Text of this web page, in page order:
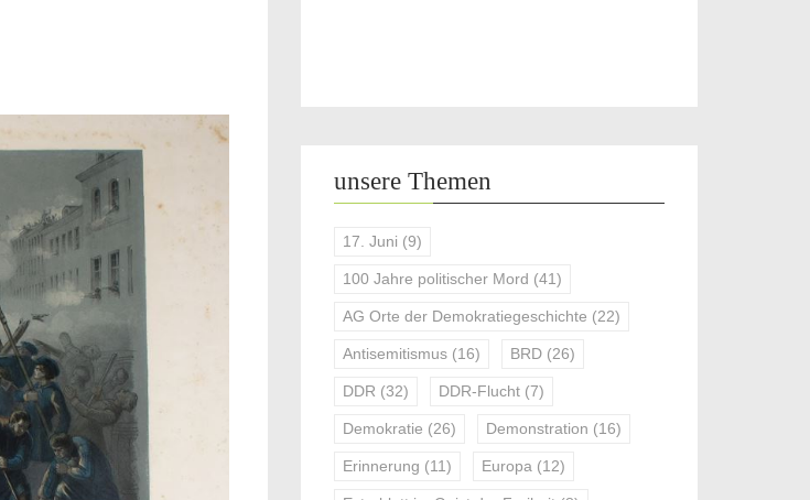
unsere Themen
17. Juni (9)
100 Jahre politischer Mord (41)
AG Orte der Demokratiegeschichte (22)
Antisemitismus (16) BRD (26)
DDR (32) DDR-Flucht (7)
Demokratie (26) Demonstration (16)
Erinnerung (11) Europa (12)